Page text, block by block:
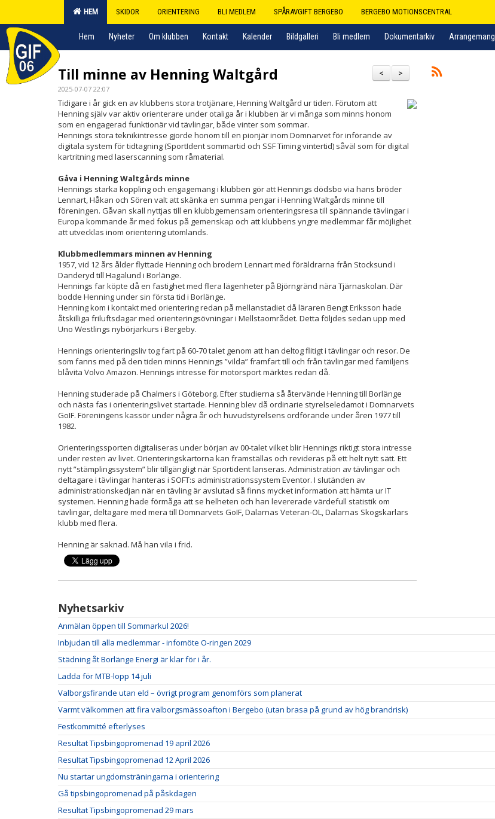
HEM SKIDOR ORIENTERING BLI MEDLEM SPÅRAVGIFT BERGEBO BERGEBO MOTIONSCENTRAL
Hem Nyheter Om klubben Kontakt Kalender Bildgalleri Bli medlem Dokumentarkiv Arrangemang
>
<
Till minne av Henning Waltgård
2025-07-07 22:07
Tidigare i år gick en av klubbens stora trotjänare, Henning Waltgård ur tiden. Förutom att
Henning själv var aktiv orienterare under otaliga år i klubben är vi många som minns honom
som en engagerad funktionär vid tävlingar, både vinter som sommar.
Hennings stora teknikintresse gjorde honom till en pionjär inom Domnarvet för införande av
digitala system för tidtagning (SportIdent sommartid och SSF Timing vintertid) såväl som för digital
kartritning med laserscanning som råmaterial.
Gåva i Henning Waltgårds minne
Hennings starka koppling och engagemang i klubben gör att Hennings dödsbo via hans bröder
Lennart, Håkan och Sören valt att skänka en summa pengar i Henning Waltgårds minne till
föreningen. Gåvan skall nyttjas till en klubbgemensam orienteringsresa till spännande tävlingar i
Europa kommande år med fokus på gemenskap och att klubbens yngre medlemmar får möjlighet
att utvecklas inom orientering utomlands.
Klubbmedlemmars minnen av Henning
1957, vid 12 års ålder flyttade Henning och brodern Lennart med föräldrarna från Stocksund i
Danderyd till Hagalund i Borlänge.
Hennings far köpte då en fastighet med flera lägenheter på Björngränd nära Tjärnaskolan. Där
bodde Henning under sin första tid i Borlänge.
Henning kom i kontakt med orientering redan på mellanstadiet då läraren Bengt Eriksson hade
åtskilliga friluftsdagar med orienteringsövningar i Mellstaområdet. Detta följdes sedan upp med
Uno Westlings nybörjarkurs i Bergeby.
Hennings orienteringsliv tog fart på 60-70 talet genom att han deltog flitigt i tävlingar och resor. De
som fanns med på den tiden minns Hennings ”vilda” framfart till och från tävlingar med familjens
blåvita Volvo Amazon. Hennings intresse för motorsport märktes redan då.
Henning studerade på Chalmers i Göteborg. Efter studierna så återvände Henning till Borlänge
och nästa fas i orienteringslivet startade. Henning blev då ordinarie styrelseledamot i Domnarvets
GoIF. Föreningens kassör under några år och huvudstyrelsens ordförande under åren 1977 till
1982.
Orienteringssporten digitaliseras under början av 00-talet vilket blir Hennings riktigt stora intresse
under resten av livet. Orienteringskartorna kan framställas och revideras på ett helt nytt sätt. Ett
nytt ”stämplingssystem” blir tillgängligt när Sportident lanseras. Administration av tävlingar och
deltagare i tävlingar hanteras i SOFT:s administrationssystem Eventor. I slutänden av
administrationskedjan när en tävling är avslutad så finns mycket information att hämta ur IT
systemen. Henning hade förmåga att se helheten och han levererade värdefull statistik om
tävlingar, deltagare med mera till Domnarvets GoIF, Dalarnas Veteran-OL, Dalarnas Skogskarlars
klubb med flera.
Henning är saknad. Må han vila i frid.
Nyhetsarkiv
Anmälan öppen till Sommarkul 2026!
Inbjudan till alla medlemmar - infomöte O-ringen 2029
Städning åt Borlänge Energi är klar för i år.
Ladda för MTB-lopp 14 juli
Valborgsfirande utan eld – övrigt program genomförs som planerat
Varmt välkommen att fira valborgsmässoafton i Bergebo (utan brasa på grund av hög brandrisk)
Festkommitté efterlyses
Resultat Tipsbingopromenad 19 april 2026
Resultat Tipsbingopromenad 12 April 2026
Nu startar ungdomsträningarna i orientering
Gå tipsbingopromenad på påskdagen
Resultat Tipsbingopromenad 29 mars